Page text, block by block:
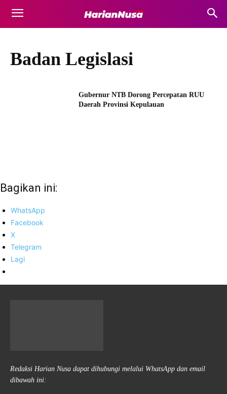
Badan Legislasi
Gubernur NTB Dorong Percepatan RUU
Daerah Provinsi Kepulauan
Bagikan ini:
WhatsApp
Facebook
X
Telegram
Lagi
Redaksi Harian Nusa dapat dihubungi melalui WhatsApp dan email
dibawah ini: